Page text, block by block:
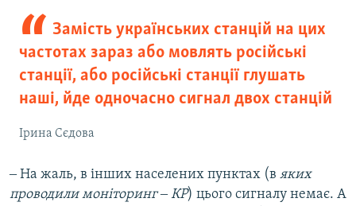
Замість українських станцій на цих
частотах зараз або мовлять російські
станції, або російські станції глушать
наші, йде одночасно сигнал двох станцій
Ірина Сєдова
‒ На жаль, в інших населених пунктах (в яких
проводили моніторинг ‒ КР) цього сигналу немає. А